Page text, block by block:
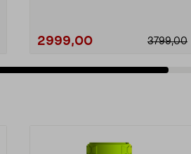
2999,00 3799,00